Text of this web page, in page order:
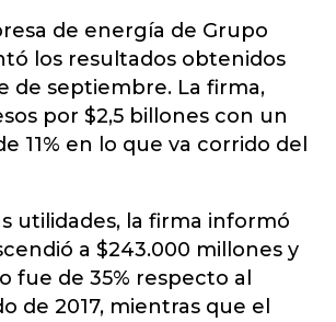
de energía de Grupo
los resultados obtenidos
de septiembre. La firma,
por $2,5 billones con un
11% en lo que va corrido del
utilidades, la firma informó
a $243.000 millones y
fue de 35% respecto al
de 2017, mientras que el